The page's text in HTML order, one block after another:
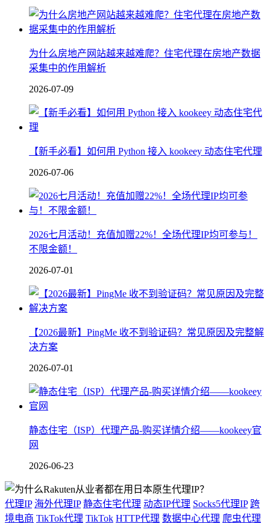
为什么房地产网站越来越难爬？住宅代理在房地产数据
采集中的作用解析
2026-07-09
【新手必看】如何用 Python 接入 kookeey 动态住宅代理
2026-07-06
2026七月活动！充值加赠22%！全场代理IP均可参与！
不限金额！
2026-07-01
【2026最新】PingMe 收不到验证码？常见原因及完整解
决方案
2026-07-01
静态住宅（ISP）代理产品-购买详情介绍——kookeey官
网
2026-06-23
代理IP 海外代理IP 静态住宅代理 动态IP代理 Socks5代理IP 跨
境电商 TikTok代理 TikTok HTTP代理 数据中心代理 爬虫代理